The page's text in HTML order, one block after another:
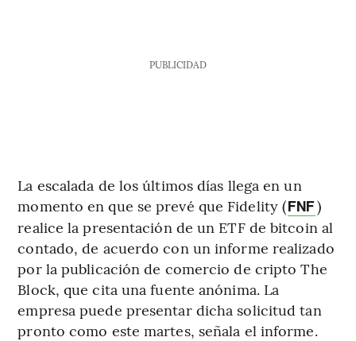
PUBLICIDAD
La escalada de los últimos días llega en un
momento en que se prevé que Fidelity (FNF)
realice la presentación de un ETF de bitcoin al
contado, de acuerdo con un informe realizado
por la publicación de comercio de cripto The
Block, que cita una fuente anónima. La
empresa puede presentar dicha solicitud tan
pronto como este martes, señala el informe.